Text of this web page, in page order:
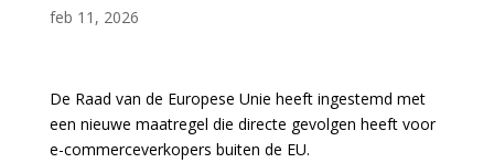
feb 11, 2026
De Raad van de Europese Unie heeft ingestemd met
een nieuwe maatregel die directe gevolgen heeft voor
e-commerceverkopers buiten de EU.